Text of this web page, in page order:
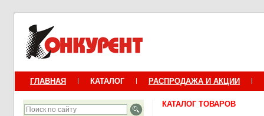
ГЛАВНАЯ КАТАЛОГ РАСПРОДАЖА И АКЦИИ
КАТАЛОГ ТОВАРОВ